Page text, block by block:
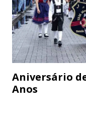
Aniversário
Anos